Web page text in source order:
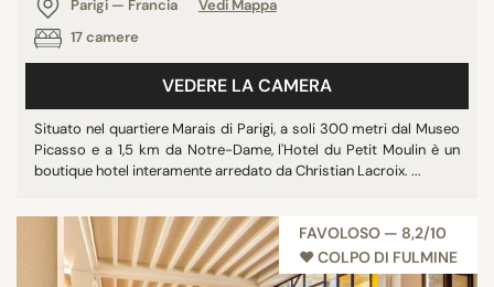
Parigi — Francia
Vedi Mappa
17 camere
VEDERE LA CAMERA
Situato nel quartiere Marais di Parigi, a soli 300 metri dal Museo
Picasso e a 1,5 km da Notre-Dame, l'Hotel du Petit Moulin è un
boutique hotel interamente arredato da Christian Lacroix. ...
FAVOLOSO — 8,2/10
♥︎ COLPO DI FULMINE